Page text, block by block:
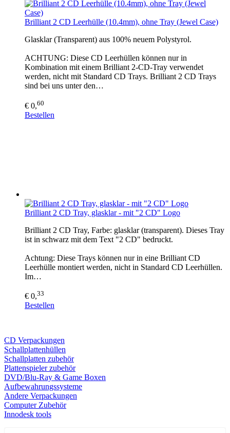
Brilliant 2 CD Leerhülle (10.4mm), ohne Tray (Jewel Case)
Glasklar (Transparent) aus 100% neuem Polystyrol.
ACHTUNG: Diese CD Leerhüllen können nur in
Kombination mit einem Brilliant 2-CD-Tray verwendet
werden, nicht mit Standard CD Trays. Brilliant 2 CD Trays
sind bei uns unter den…
€ 0,60
Bestellen
Brilliant 2 CD Tray, glasklar - mit "2 CD" Logo
Brilliant 2 CD Tray, Farbe: glasklar (transparent). Dieses Tray
ist in schwarz mit dem Text "2 CD" bedruckt.
Achtung: Diese Trays können nur in eine Brilliant CD
Leerhülle montiert werden, nicht in Standard CD Leerhüllen.
Im…
€ 0,33
Bestellen
CD Verpackungen
Schallplattenhüllen
Schallplatten zubehör
Plattenspieler zubehör
DVD/Blu-Ray & Game Boxen
Aufbewahrungssysteme
Andere Verpackungen
Computer Zubehör
Innodesk tools